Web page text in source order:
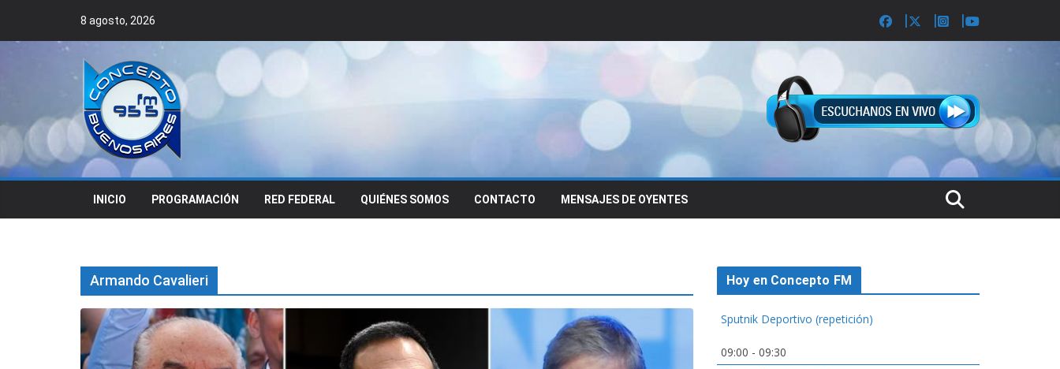
8 agosto, 2026
INICIO PROGRAMACIÓN RED FEDERAL QUIÉNES SOMOS CONTACTO MENSAJES DE OYENTES
Armando Cavalieri Hoy en Concepto FM
Sputnik Deportivo (repetición)
09:00 - 09:30